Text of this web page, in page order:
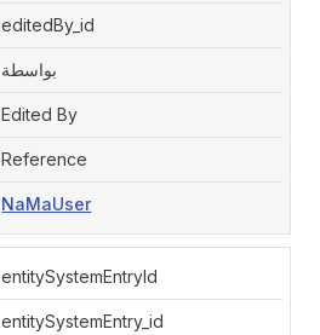
editedBy_id
بواسطة
Edited By
Reference
NaMaUser
entitySystemEntryId
entitySystemEntry_id